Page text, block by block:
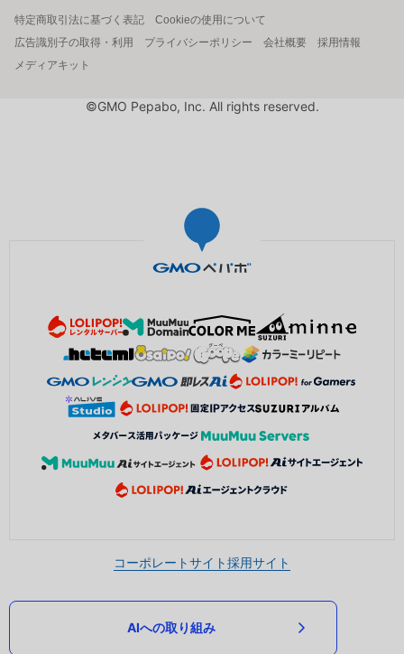
特定商取引法に基づく表記
Cookieの使用について
広告識別子の取得・利用
プライバシーポリシー 会社概要
採用情報
メディアキット
©GMO Pepabo, Inc. All rights reserved.
コーポレートサイト採用サイト
AIへの取り組み